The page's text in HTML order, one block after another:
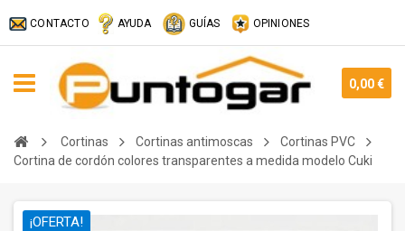
CONTACTO AYUDA GUÍAS OPINIONES
0,00 €
Cortinas Cortinas antimoscas
Cortinas PVC
Cortina de cordón colores transparentes a medida modelo Cuki
¡OFERTA!